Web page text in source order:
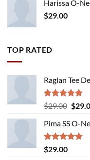
Harissa O-
$29.00
TOP RATED
Raglan Tee
Rated5.00
out of 5
$29.00
was:
$
Pima SS O-
Rated5.00
out of 5
$29.00